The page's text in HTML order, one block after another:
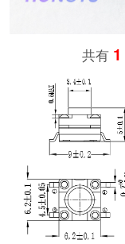
共有 1